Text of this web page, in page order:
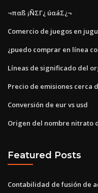
¬παß ¡ÑΣΓ¿ úαáΣ¿¬
Comercio de juegos en
¿puedo comprar en línea
Líneas de significado del
Precio de emisiones cerca
Conversión de eur vs usd
Origen del nombre nitrato
Featured Posts
Contabilidad de fusión de